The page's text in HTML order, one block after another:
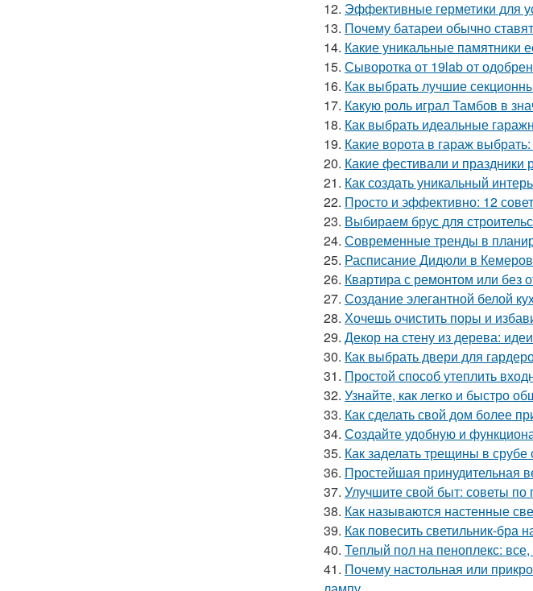
12. Эффективные герметики для
13. Почему батареи обычно
14. Какие уникальные памятники
15. Сыворотка от 19lab от
16. Как выбрать лучшие
17. Какую роль играл Тамбов в
18. Как выбрать идеальные
19. Какие ворота в гараж
20. Какие фестивали и
21. Как создать уникальный
22. Просто и эффективно: 12
23. Выбираем брус для
24. Современные тренды в
25. Расписание Дидюли в
26. Квартира с ремонтом или без
27. Создание элегантной белой
28. Хочешь очистить поры и
29. Декор на стену из дерева:
30. Как выбрать двери для
31. Простой способ утеплить
32. Узнайте, как легко и быстро
33. Как сделать свой дом более
34. Создайте удобную и
35. Как заделать трещины в
36. Простейшая принудительная
37. Улучшите свой быт: советы по
38. Как называются настенные
39. Как повесить светильник-бра
40. Теплый пол на пеноплекс:
41. Почему настольная или